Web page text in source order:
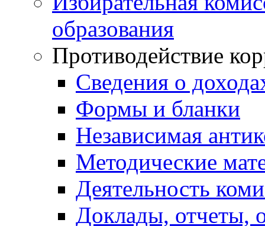
образования
Противодействие
Сведения о
Формы и бланки
Независимая
Методические
Деятельность
Доклады, отчеты,